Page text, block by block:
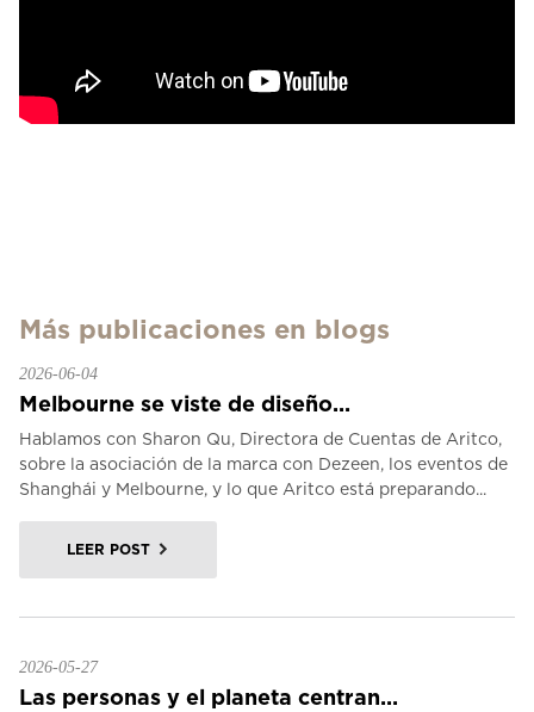
Más publicaciones en blogs
2026-06-04
Melbourne se viste de diseño...
Hablamos con Sharon Qu, Directora de Cuentas de Aritco,
sobre la asociación de la marca con Dezeen, los eventos de
Shanghái y Melbourne, y lo que Aritco está preparando...
LEER POST
2026-05-27
Las personas y el planeta centran...